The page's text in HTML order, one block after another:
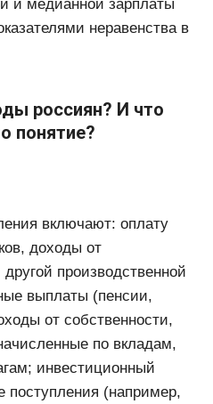
и медианной зарплаты
неравенства в
россиян? И что
понятие?
включают: оплату
доходы от
производственной
выплаты (пенсии,
от собственности,
по вкладам,
инвестиционный
поступления (например,